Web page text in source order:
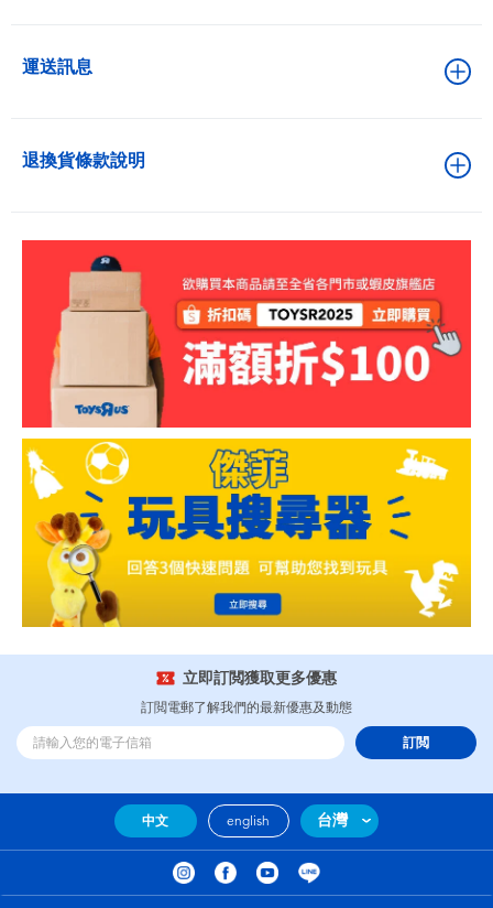
運送訊息
退換貨條款說明
立即訂閲獲取更多優惠
訂閲電郵了解我們的最新優惠及動態
訂閲
中文 english 台灣